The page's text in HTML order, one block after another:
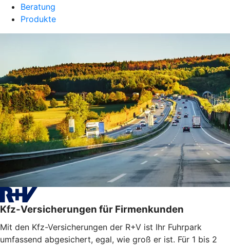
Beratung
Produkte
Kfz-Versicherungen für Firmenkunden
Mit den Kfz-Versicherungen der R+V ist Ihr Fuhrpark
umfassend abgesichert, egal, wie groß er ist. Für 1 bis 2